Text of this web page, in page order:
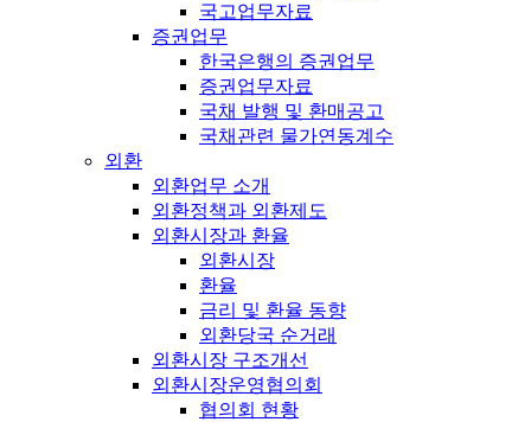
국고업무자료
증권업무
한국은행의 증권업무
증권업무자료
국채 발행 및 환매공고
국채관련 물가연동계수
외환
외환업무 소개
외환정책과 외환제도
외환시장과 환율
외환시장
환율
금리 및 환율 동향
외환당국 순거래
외환시장 구조개선
외환시장운영협의회
협의회 현황